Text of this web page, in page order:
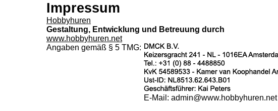
Impressum
Hobbyhuren
Gestaltung, Entwicklung und Betreuung durch
www.hobbyhuren.net
Angaben gemäß § 5 TMG:
E-Mail: admin@www.hobbyhuren.net